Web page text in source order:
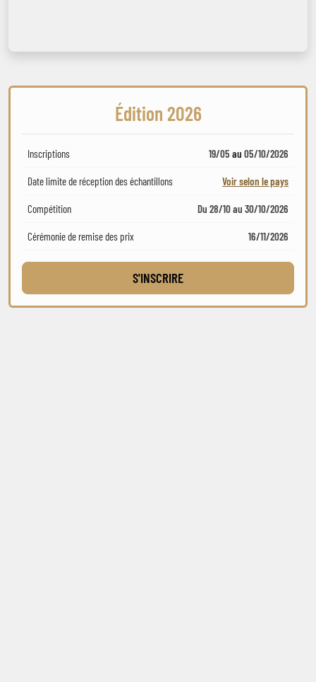
Édition 2026
Inscriptions 19/05 au 05/10/2026
Date limite de réception des échantillons Voir selon le pays
Compétition Du 28/10 au 30/10/2026
Cérémonie de remise des prix 16/11/2026
S'INSCRIRE